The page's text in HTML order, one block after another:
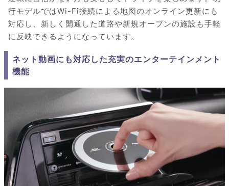
行モデルではWi-Fi接続による地図のオンライン更新にも
対応し、新しく開通した道路や新規オープンの施設も手軽
に反映できるようになっています。
ネット動画にも対応した充実のエンターテインメント
機能